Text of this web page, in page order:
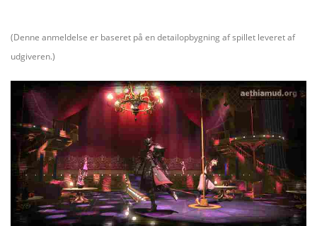
(Denne anmeldelse er baseret på en detailopbygning af spillet leveret af
udgiveren.)